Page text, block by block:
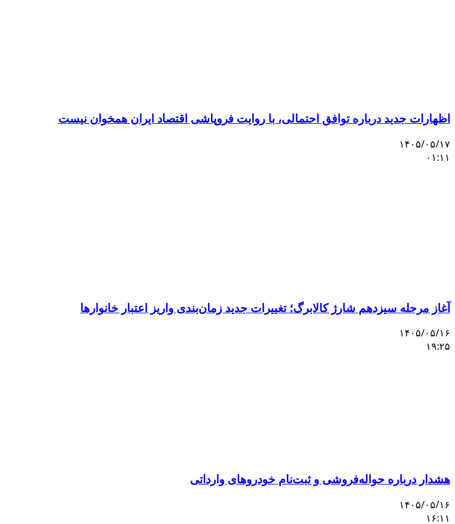
اظهارات جدید درباره توافق احتمالی، با روایت فروپاشی اقتصاد ایران همخوان نیست
۱۴۰۵/۰۵/۱۷
۰۱:۱۱
آغاز مرحله سیزدهم شارژ کالابرگ؛ تغییرات جدید زمان‌بندی واریز اعتبار خانوارها
۱۴۰۵/۰۵/۱۶
۱۹:۲۵
هشدار درباره حواله‌فروشی و ثبت‌نام خودروهای وارداتی
۱۴۰۵/۰۵/۱۶
۱۶:۱۱